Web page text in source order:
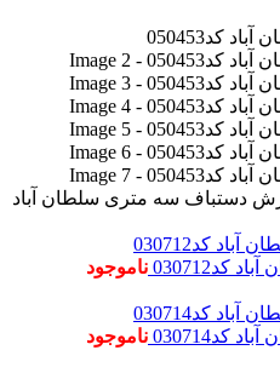
دستباف سه متری سلطان آباد
ناموجود
ناموجود